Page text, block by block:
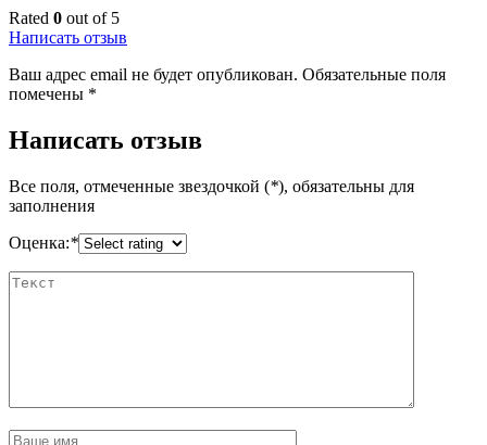
Rated 0 out of 5
Написать отзыв
Ваш адрес email не будет опубликован. Обязательные поля
помечены *
Написать отзыв
Все поля, отмеченные звездочкой (*), обязательны для
заполнения
Оценка:*